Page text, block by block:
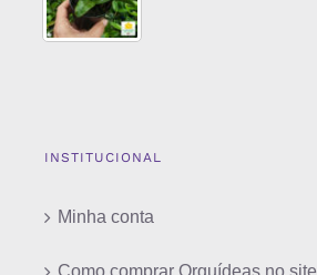
INSTITUCIONAL
Minha conta
Como comprar Orquídeas no site